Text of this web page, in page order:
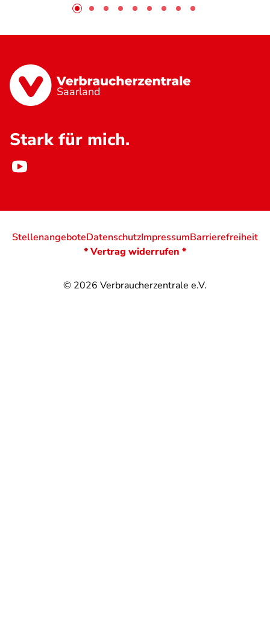
Saarland
Stark für mich.
© 2026 Verbraucherzentrale e.V.
StellenangeboteDatenschutzImpressumBarrierefreiheit
* Vertrag widerrufen *